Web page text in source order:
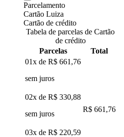
Parcelamento
Cartão Luiza
Cartão de crédito
Tabela de parcelas de Cartão
de crédito
Parcelas
Total
01x de R$ 661,76
sem juros
02x de R$ 330,88
sem juros
R$ 661,76
03x de R$ 220,59